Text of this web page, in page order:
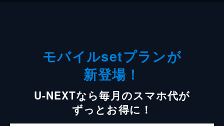
モバイルsetプランが
新登場！
U-NEXTなら毎月のスマホ代が
ずっとお得に！